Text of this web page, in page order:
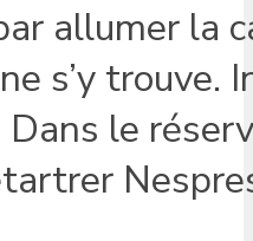
allumer la
s’y
le